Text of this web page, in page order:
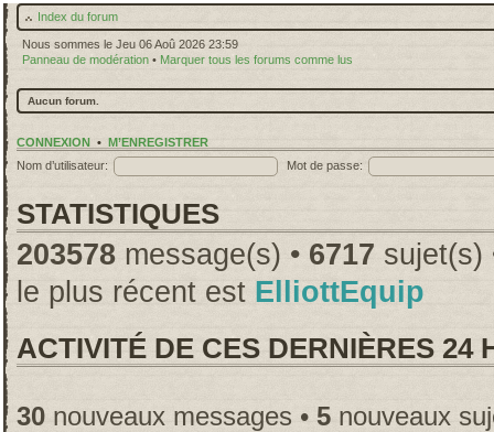
Index du forum
Nous sommes le Jeu 06 Aoû 2026 23:59
Panneau de modération • Marquer tous les forums comme lus
Aucun forum.
CONNEXION • M’ENREGISTRER
Nom d’utilisateur:
Mot de passe:
STATISTIQUES
203578 message(s) • 6717 sujet(s)
le plus récent est ElliottEquip
ACTIVITÉ DE CES DERNIÈRES 24
30 nouveaux messages • 5 nouveaux